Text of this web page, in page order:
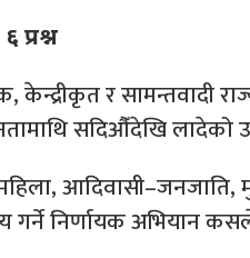
प्रश्न
केन्द्रीकृत र सामन्तवादी
सदिऔँदेखि लादेको
आदिवासी–जनजाति,
गर्ने निर्णायक अभियान